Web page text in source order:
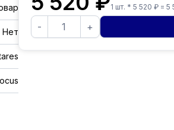
Нет
1 шт. * 5 520 ₽ = 5
- +